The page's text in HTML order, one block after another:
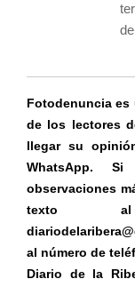
Fotodenuncia es
de los lectores
llegar su
WhatsApp.
observaciones
texto al
al número de
Diario de la